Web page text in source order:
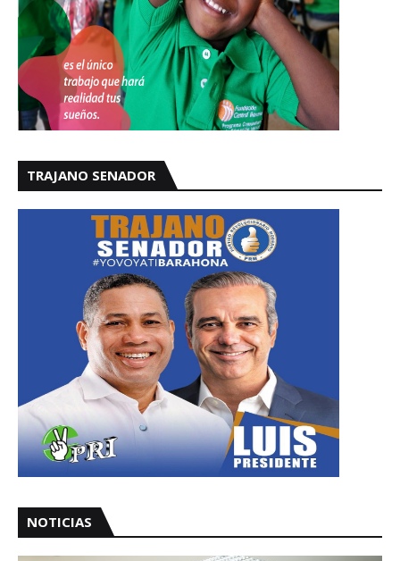
TRAJANO SENADOR
NOTICIAS